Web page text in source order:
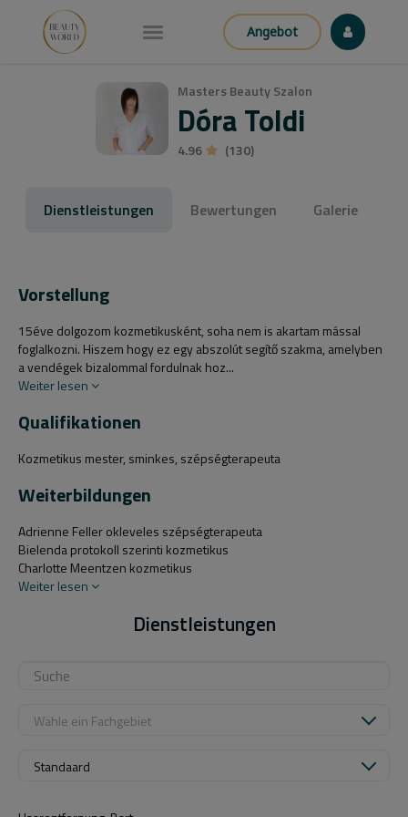
Angebot
Masters Beauty Szalon
Dóra Toldi
4.96 (130)
Dienstleistungen Bewertungen Galerie
Vorstellung
15éve dolgozom kozmetikusként, soha nem is akartam mással
foglalkozni. Hiszem hogy ez egy abszolút segítő szakma, amelyben
a vendégek bizalommal fordulnak hoz...
Weiter lesen
Qualifikationen
Kozmetikus mester, sminkes, szépségterapeuta
Weiterbildungen
Adrienne Feller okleveles szépségterapeuta
Bielenda protokoll szerinti kozmetikus
Charlotte Meentzen kozmetikus
Weiter lesen
Dienstleistungen
Wähle ein Fachgebiet
Standaard